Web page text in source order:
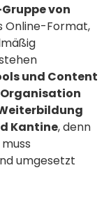
von
Online-Format,
und Content
Organisation
Kantine, denn
umgesetzt